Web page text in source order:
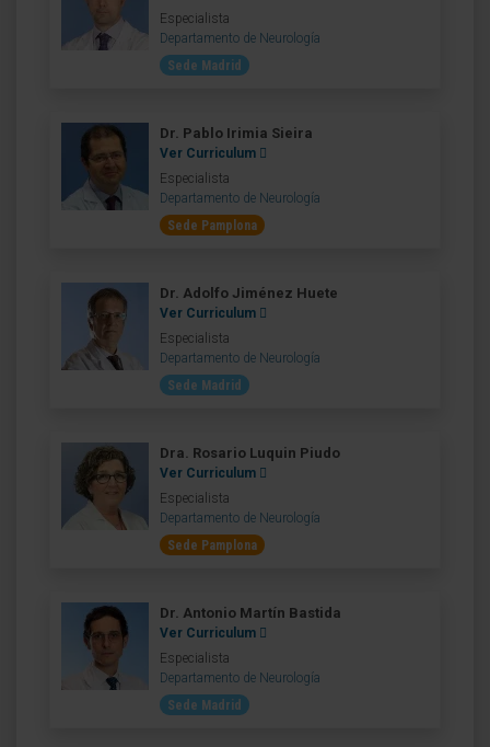
Especialista
Departamento de Neurología
Sede Madrid
Dr. Pablo Irimia Sieira
Ver Curriculum
Especialista
Departamento de Neurología
Sede Pamplona
Dr. Adolfo Jiménez Huete
Ver Curriculum
Especialista
Departamento de Neurología
Sede Madrid
Dra. Rosario Luquin Piudo
Ver Curriculum
Especialista
Departamento de Neurología
Sede Pamplona
Dr. Antonio Martín Bastida
Ver Curriculum
Especialista
Departamento de Neurología
Sede Madrid